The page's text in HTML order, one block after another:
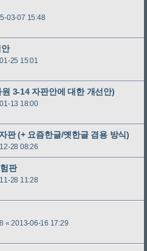
03-07 15:48
25 15:01
3-14 자판안에 대한 개선안)
13 18:00
판 (+ 요즘한글/옛한글 겸용 방식)
28 08:26
판
28 11:28
«2013-06-16 17:29